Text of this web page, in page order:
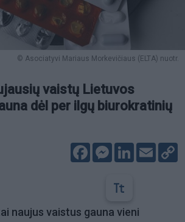
© Asociatyvi Mariaus Morkevičiaus (ELTA) nuotr.
vaistų Lietuvos
dėl per ilgų biurokratinių
FacebookMessenger
LinkedIn
Email
naujus vaistus gauna vieni